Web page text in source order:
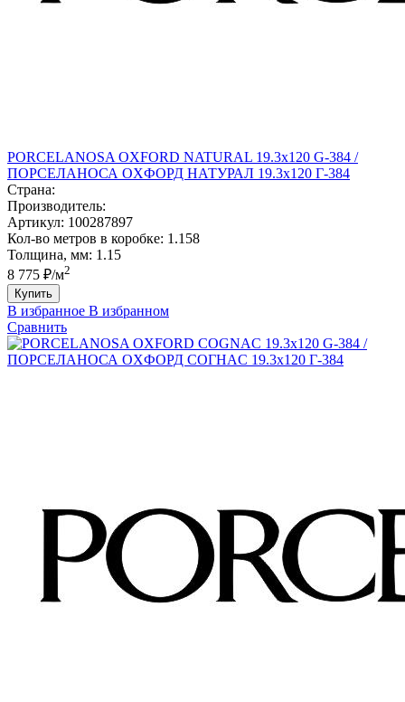
PORCELANOSA OXFORD NATURAL 19.3х120 G-384 /
ПОРCЕЛАНОСА ОXФОРД НАТУРАЛ 19.3х120 Г-384
Страна:
Производитель:
Артикул: 100287897
Кол-во метров в коробке: 1.158
Толщина, мм: 1.15
8 775 ₽/м2
Купить
В избранное В избранном
Сравнить